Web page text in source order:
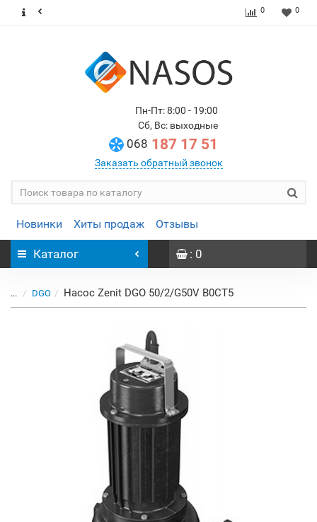
0 0
Пн-Пт: 8:00 - 19:00
Сб, Вс: выходные
068 187 17 51
Заказать обратный звонок
Новинки Хиты продаж Отзывы
Каталог : 0
... DGO Насос Zenit DGO 50/2/G50V B0CT5